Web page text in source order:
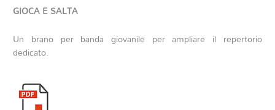
GIOCA E SALTA
Un brano per banda giovanile per ampliare il repertorio
dedicato.